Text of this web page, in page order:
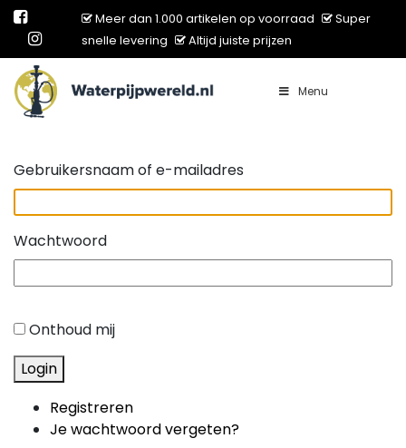
Meer dan 1.000 artikelen op voorraad
Super
snelle levering
Altijd juiste prijzen
Main Navigation Menu
Gebruikersnaam of e-mailadres
Wachtwoord
Onthoud mij
Login
Registreren
Je wachtwoord vergeten?